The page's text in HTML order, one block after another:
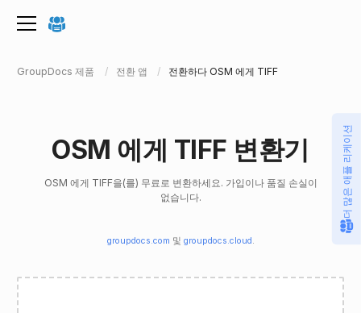
GroupDocs 제품 전환 앱 전환하다 OSM 에게 TIFF
OSM 에게 TIFF 변환기
OSM 에게 TIFF을(를) 무료로 변환하세요. 가입이나 품질 손실이
없습니다.
groupdocs.com 및 groupdocs.cloud .
더 많은 애플 리케이션